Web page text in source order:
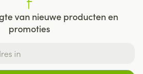
van nieuwe producten en
promoties